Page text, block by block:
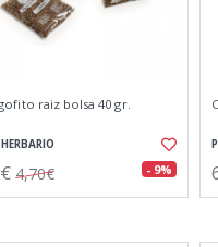
raiz bolsa 40 gr.
4,70€ - 9%